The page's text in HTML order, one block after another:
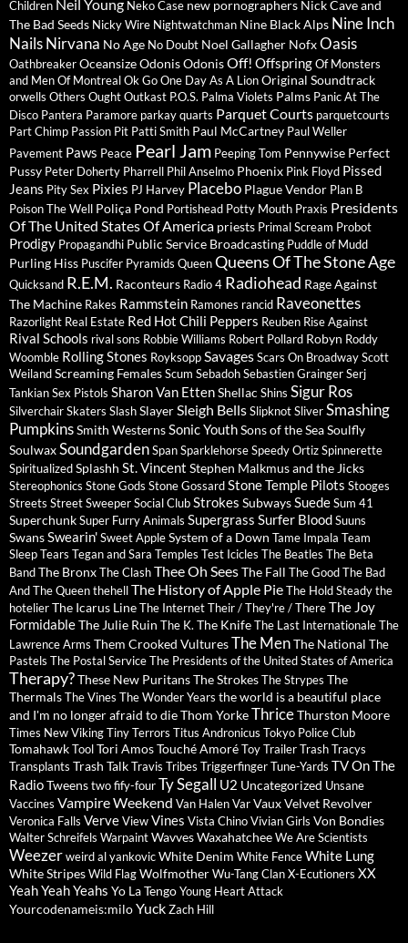
Children Neil Young Neko Case new pornographers Nick Cave and
The Bad Seeds Nicky Wire Nightwatchman Nine Black Alps Nine Inch
Nails Nirvana No Age No Doubt Noel Gallagher NofxOasis
OathbreakerOceansizeOdonis OdonisOff! OffspringOf Monsters
and MenOf MontrealOk GoOne Day As A LionOriginal Soundtrack
orwells Others OughtOutkast P.O.S. Palma Violets Palms Panic At The
Disco Pantera Paramore parkay quarts Parquet Courts parquetcourts
Part Chimp Passion Pit Patti Smith Paul McCartney Paul Weller
Pavement Paws Peace Pearl Jam Peeping Tom Pennywise Perfect
Pussy Peter Doherty Pharrell Phil Anselmo Phoenix Pink Floyd Pissed
Jeans Pity Sex Pixies PJ Harvey Placebo Plague Vendor Plan B
Poison The Well Poliça Pond Portishead Potty Mouth Praxis Presidents
Of The United States Of America priests Primal Scream Probot
Prodigy Propagandhi Public Service Broadcasting Puddle of Mudd
Purling Hiss Puscifer Pyramids QueenQueens Of The Stone Age
Quicksand R.E.M. Raconteurs Radio 4 Radiohead Rage Against
The Machine Rakes Rammstein Ramones rancid Raveonettes
Razorlight Real Estate Red Hot Chili Peppers Reuben Rise Against
Rival Schools rival sons Robbie Williams Robert Pollard Robyn Roddy
Woomble Rolling Stones RoyksoppSavagesScars On BroadwayScott
WeilandScreaming FemalesScum SebadohSebastien GraingerSerj
TankianSex Pistols Sharon Van EttenShellac Shins Sigur Ros
SilverchairSkaters SlashSlayerSleigh BellsSlipknotSliverSmashing
PumpkinsSmith WesternsSonic YouthSons of the SeaSoulfly
SoulwaxSoundgardenSpanSparklehorseSpeedy OrtizSpinnerette
SpiritualizedSplashh St. Vincent Stephen Malkmus and the Jicks
Stereophonics Stone Gods Stone GossardStone Temple Pilots Stooges
Streets Street Sweeper Social ClubStrokes SubwaysSuedeSum 41
SuperchunkSuper Furry Animals Supergrass Surfer BloodSuuns
SwansSwearin'Sweet AppleSystem of a Down Tame Impala Team
SleepTears Tegan and Sara Temples Test Icicles The Beatles The Beta
BandThe BronxThe ClashThee Oh SeesThe Fall The Good The Bad
And The QueenthehellThe History of Apple PieThe Hold Steadythe
hotelierThe Icarus LineThe InternetTheir / They're / ThereThe Joy
FormidableThe Julie Ruin The K. The KnifeThe Last InternationaleThe
Lawrence Arms Them Crooked VulturesThe MenThe National The
Pastels The Postal ServiceThe Presidents of the United States of America
Therapy?These New PuritansThe StrokesThe Strypes The
ThermalsThe Vines The Wonder Years the world is a beautiful place
and I'm no longer afraid to dieThom YorkeThriceThurston Moore
Times New VikingTiny Terrors Titus Andronicus Tokyo Police Club
TomahawkToolTori AmosTouché AmoréToyTrailer Trash Tracys
Transplants Trash TalkTravis Tribes TriggerfingerTune-Yards TV On The
RadioTweenstwo fify-fourTy Segall U2 Uncategorized Unsane
Vaccines Vampire Weekend Van HalenVarVauxVelvet Revolver
Veronica Falls VerveViewVines Vista ChinoVivian Girls Von Bondies
Walter Schreifels WarpaintWavvesWaxahatcheeWe Are Scientists
Weezerweird al yankovicWhite Denim White FenceWhite Lung
White StripesWild FlagWolfmotherWu-Tang ClanX-Ecutioners XX
Yeah Yeah Yeahs Yo La TengoYoung Heart Attack
Yourcodenameis:miloYuckZach Hill